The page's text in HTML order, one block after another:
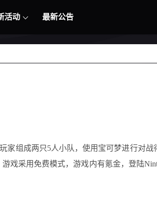
活动 最新公告
家组成两只5人小队，使用宝可梦进行对战
戏采用免费模式，游戏内有氪金，登陆